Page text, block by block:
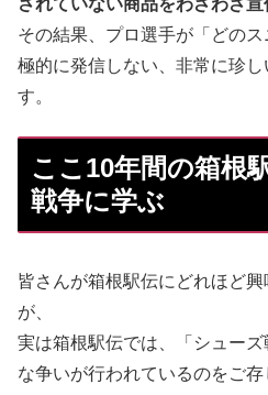
その結果、プロ選手が「どの
極的に発信しない、非常に珍
す。
ここ10年間の箱根
戦争に学ぶ
皆さんが箱根駅伝にどれほど
が、
実は箱根駅伝では、「シュー
な争いが行われているのをご存